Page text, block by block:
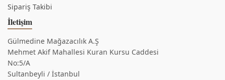
Sipariş Takibi
İletişim
Gülmedine Mağazacılık A.Ş
Mehmet Akif Mahallesi Kuran Kursu Caddesi
No:5/A
Sultanbeyli / İstanbul